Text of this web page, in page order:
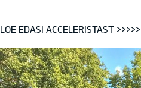
LOE EDASI ACCELERISTAST